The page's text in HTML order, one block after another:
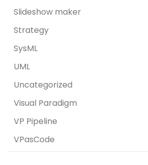
Slideshow maker
Strategy
SysML
UML
Uncategorized
Visual Paradigm
VP Pipeline
VPasCode